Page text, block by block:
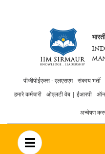
Header
menu
पीजीपीईएक्स - एलएसएम संकाय भर्ती
हमारे कर्मचारी
ओएलटी वेब | ईआरपी
अन्वेषण
no text